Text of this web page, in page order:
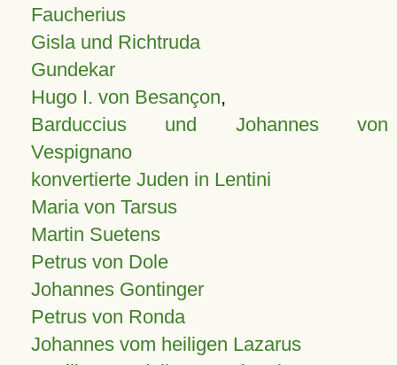
Faucherius
Gisla und Richtruda
Gundekar
Hugo I. von Besançon,
Barduccius und Johannes von
Vespignano
konvertierte Juden in Lentini
Maria von Tarsus
Martin Suetens
Petrus von Dole
Johannes Gontinger
Petrus von Ronda
Johannes vom heiligen Lazarus